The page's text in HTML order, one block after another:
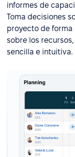
informes de
Toma decisiones
proyecto de
sobre los
sencilla e intuitiva.